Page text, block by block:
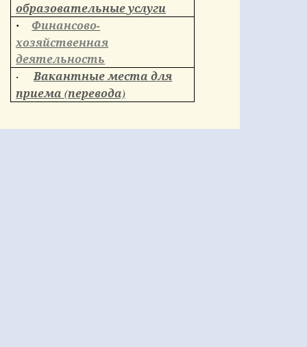
образовательные услуги
·
Финансово-
хозяйственная
деятельность
·
Вакантные места для
приема (перевода)